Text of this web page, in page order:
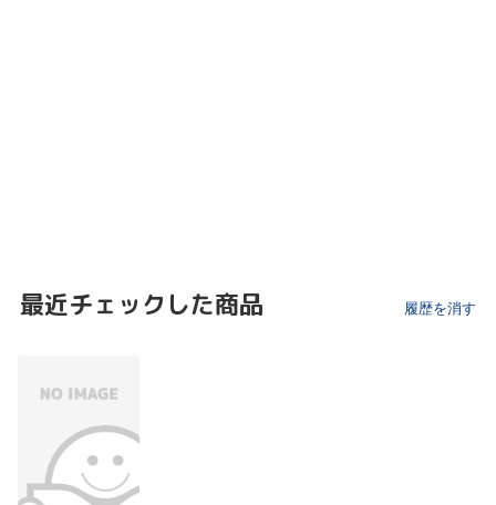
最近チェックした商品 履歴を消す